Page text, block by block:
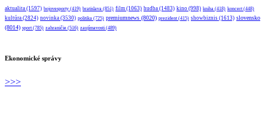
aktualita (1597) bojovesporty (419) bratislava (851) film (1063) hudba (1483) kino (998) kniha (418) koncert (448)
kultúra (2824) novinka (3530) politika (725) premiumnews (8020) prezident (415) showbiznis (1613) slovensko
(8014) sport (785) zahraničie (516) zaujímavosti (489)
Ekonomické správy
>>>